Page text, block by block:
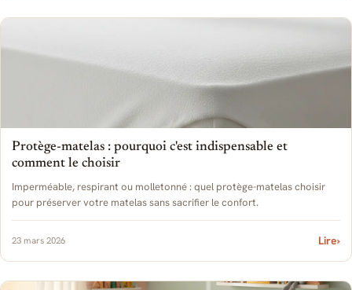
Protège-matelas : pourquoi c'est indispensable et
comment le choisir
Imperméable, respirant ou molletonné : quel protège-matelas choisir
pour préserver votre matelas sans sacrifier le confort.
23 mars 2026 Lire›